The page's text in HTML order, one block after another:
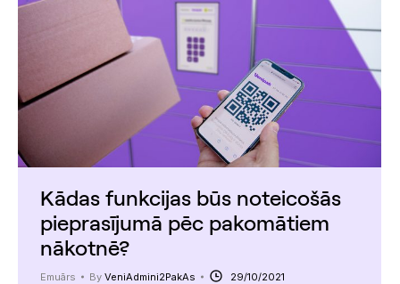
Kādas funkcijas būs noteicošās
pieprasījumā pēc pakomātiem
nākotnē?
Emuārs By VeniAdmini2PakAs 29/10/2021